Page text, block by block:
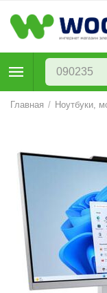
Главная / Ноутбуки,